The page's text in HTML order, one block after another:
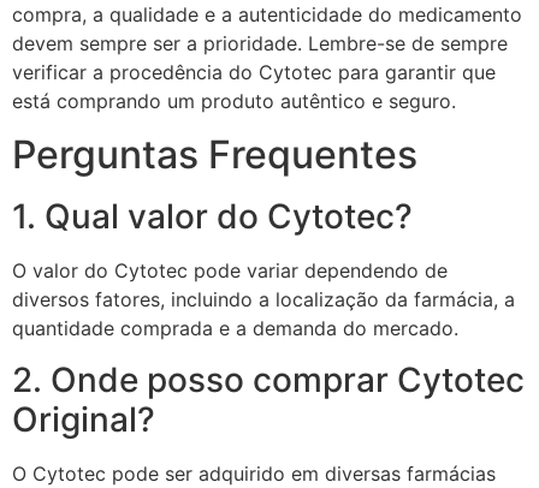
compra, a qualidade e a autenticidade do medicamento
devem sempre ser a prioridade. Lembre-se de sempre
verificar a procedência do Cytotec para garantir que
está comprando um produto autêntico e seguro.
Perguntas Frequentes
1. Qual valor do Cytotec?
O valor do Cytotec pode variar dependendo de
diversos fatores, incluindo a localização da farmácia, a
quantidade comprada e a demanda do mercado.
2. Onde posso comprar Cytotec
Original?
O Cytotec pode ser adquirido em diversas farmácias